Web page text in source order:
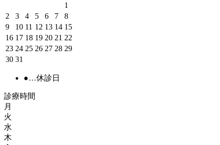
1
2
3 4 5 6 7
8
9
10 11 12 13 14 15
16 17 18 19 20 21 22
23 24 25 26 27 28 29
30 31
●…休診日
診療時間
月
火
水
木